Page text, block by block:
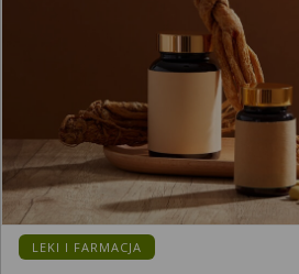
LEKI I FARMACJA